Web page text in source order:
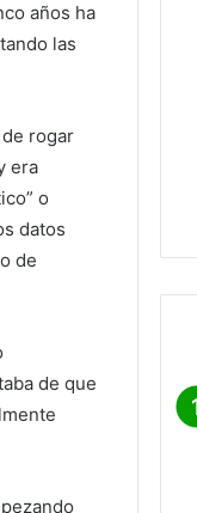
años ha
las
rogar
era
o
datos
de
de que